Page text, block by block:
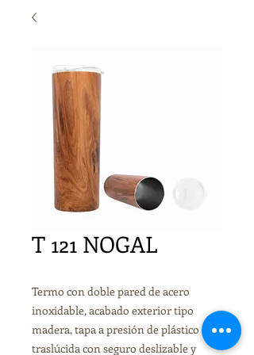
T 121 NOGAL
Termo con doble pared de acero
inoxidable, acabado exterior tipo
madera, tapa a presión de plástico
traslúcida con seguro deslizable y